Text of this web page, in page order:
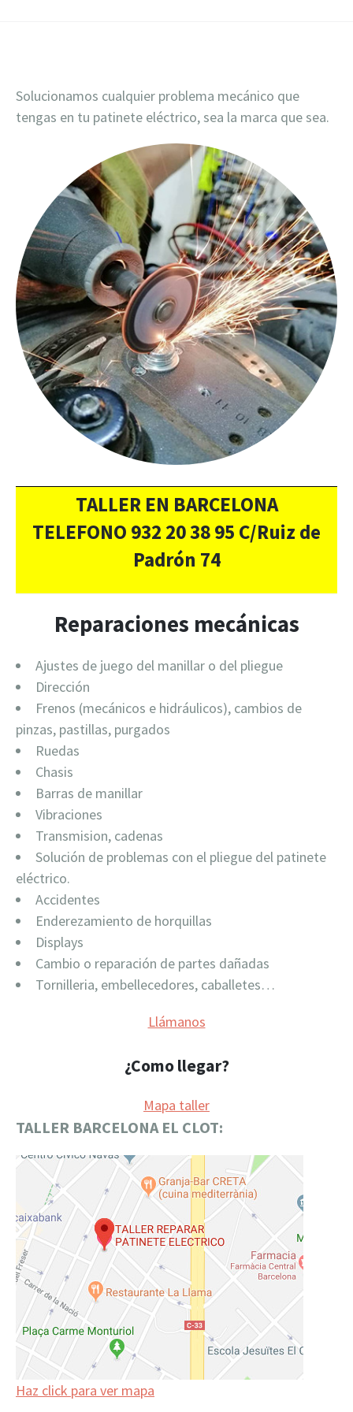
Solucionamos cualquier problema mecánico que
tengas en tu patinete eléctrico, sea la marca que sea.
TALLER EN BARCELONA
TELEFONO 932 20 38 95 C/Ruiz de
Padrón 74
Reparaciones mecánicas
Ajustes de juego del manillar o del pliegue
Dirección
Frenos (mecánicos e hidráulicos), cambios de
pinzas, pastillas, purgados
Ruedas
Chasis
Barras de manillar
Vibraciones
Transmision, cadenas
Solución de problemas con el pliegue del patinete
eléctrico.
Accidentes
Enderezamiento de horquillas
Displays
Cambio o reparación de partes dañadas
Tornilleria, embellecedores, caballetes…
Llámanos
¿Como llegar?
Mapa taller
TALLER BARCELONA EL CLOT:
Haz click para ver mapa